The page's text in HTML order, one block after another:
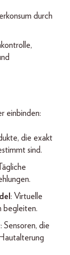
durch
einbinden:
die exakt
sind.
: Virtuelle
begleiten.
: Sensoren, die